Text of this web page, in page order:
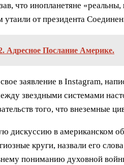
что инопланетяне
утаили от президента
Адресное Послание Америке.
заявление в Instagram,
звездными системами
того, что внеземные
дискуссию в американском
круги, назвали его
пониманию духовной